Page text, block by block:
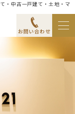
・中古一戸建て・土地・マ
お問い合わせ